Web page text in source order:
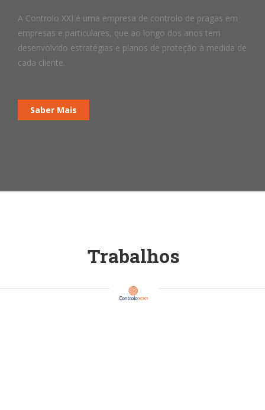
A Controlo XXI é uma empresa de controlo de pragas em
empresas e particulares, que ao longo dos anos tem
desenvolvido estratégias e planos de proteção à medida de
cada cliente.
Saber Mais
Trabalhos